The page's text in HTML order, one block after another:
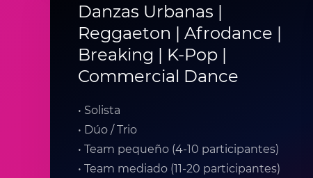
Danzas Urbanas |
Reggaeton | Afrodance |
Breaking | K-Pop |
Commercial Dance
• Solista
• Dúo / Trio
• Team pequeño (4-10 participantes)
• Team mediado (11-20 participantes)